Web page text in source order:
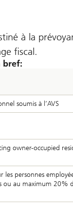
à la
fiscal.
bref:
soumis à l’AVS
owner-occupied
personnes
ou au maximum 20%